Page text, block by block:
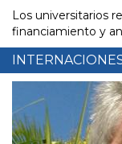
Los universitarios
financiamiento y